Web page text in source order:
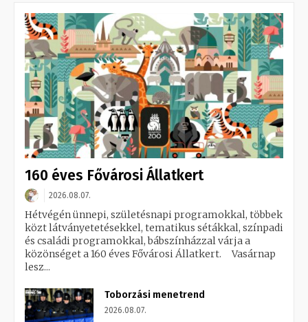
160 éves Fővárosi Állatkert
2026.08.07.
Hétvégén ünnepi, születésnapi programokkal, többek
közt látványetetésekkel, tematikus sétákkal, színpadi
és családi programokkal, bábszínházzal várja a
közönséget a 160 éves Fővárosi Állatkert. Vasárnap
lesz...
Toborzási menetrend
2026.08.07.